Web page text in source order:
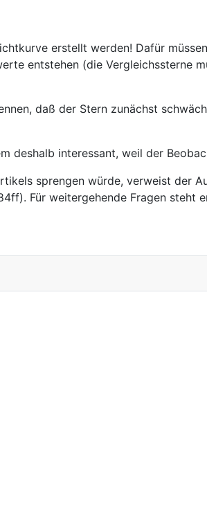
erstellt werden! Dafür
entstehen (die Vergleichssterne
daß der Stern zunächst
deshalb interessant, weil der
sprengen würde, verweist der
Für weitergehende Fragen steht